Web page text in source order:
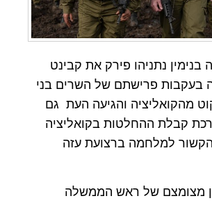
נתניהו פירק את קבינט
בעקבות פרישתם של השרים בני
מהקואליציה והגיעה העת גם
קבלת ההחלטות בקואליציה
למלחמה ברצועת עזה
מצומצם של ראש הממשלה